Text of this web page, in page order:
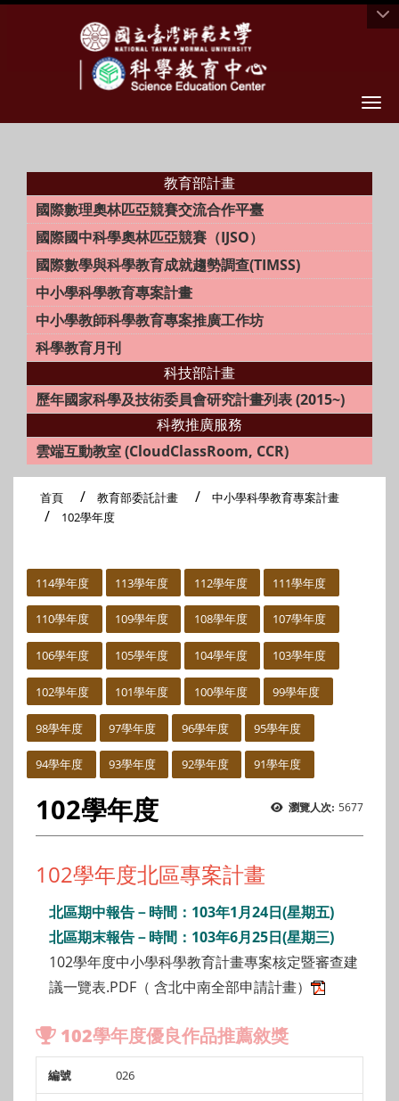
教育部計畫
國際數理奧林匹亞競賽交流合作平臺
國際國中科學奧林匹亞競賽（IJSO）
國際數學與科學教育成就趨勢調查(TIMSS)
中小學科學教育專案計畫
中小學教師科學教育專案推廣工作坊
科學教育月刊
科技部計畫
歷年國家科學及技術委員會研究計畫列表 (2015~)
科教推廣服務
雲端互動教室 (CloudClassRoom, CCR)
首頁 教育部委託計畫
中小學科學教育專案計畫
102學年度
114學年度 113學年度 112學年度 111學年度
110學年度 109學年度 108學年度 107學年度
106學年度 105學年度 104學年度 103學年度
102學年度 101學年度 100學年度 99學年度
98學年度 97學年度 96學年度 95學年度
94學年度 93學年度 92學年度 91學年度
瀏覽人次: 5677
102學年度
102學年度北區專案計畫
北區期中報告－時間：103年1月24日(星期五)
北區期末報告－時間：103年6月25日(星期三)
102學年度中小學科學教育計畫專案核定暨審查建
議一覽表.PDF（ 含北中南全部申請計畫）
102學年度優良作品推薦敘獎
編號 計畫名稱
026